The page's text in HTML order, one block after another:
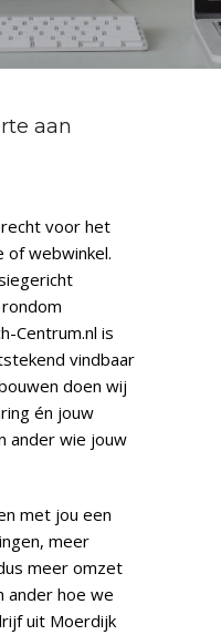
aan
voor het
of webwinkel.
Centrum.nl is
vindbaar
doen wij
én jouw
ander wie jouw
met jou een
meer
meer omzet
ander hoe we
uit Moerdijk